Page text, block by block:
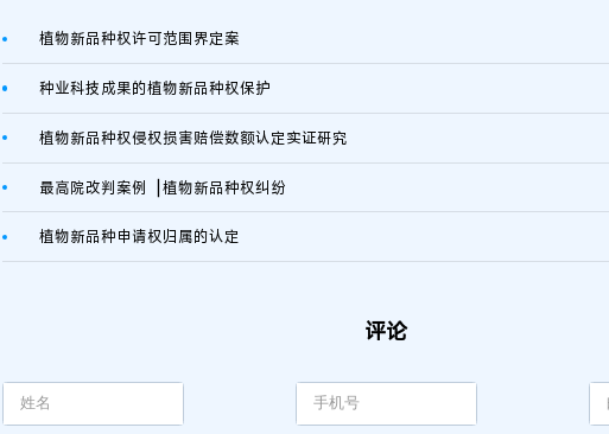
植物新品种权许可范围界定案
种业科技成果的植物新品种权保护 ​
植物新品种权侵权损害赔偿数额认定实证研究
最高院改判案例▕ 植物新品种权纠纷
植物新品种申请权归属的认定
评论